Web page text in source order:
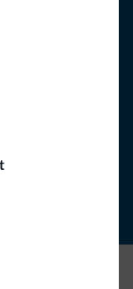
news per la tua